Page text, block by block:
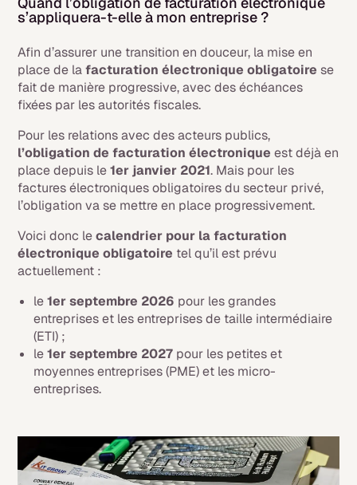
s’appliquera-t-elle à mon entreprise ?
Afin d’assurer une transition en douceur, la mise en
place de lafacturation électronique obligatoire se
fait de manière progressive, avec des échéances
fixées par les autorités fiscales.
Pour les relations avec des acteurs publics,
l’obligation de facturation électroniqueest déjà en
place depuis le1er janvier 2021. Mais pour les
factures électroniques obligatoires du secteur privé,
l’obligation va se mettre en place progressivement.
Voici donc lecalendrier pour la facturation
électronique obligatoire tel qu’il est prévu
actuellement :
le1er septembre 2026 pour les grandes
entreprises et les entreprises de taille intermédiaire
(ETI) ;
le1er septembre 2027 pour les petites et
moyennes entreprises (PME) et les micro-
entreprises.